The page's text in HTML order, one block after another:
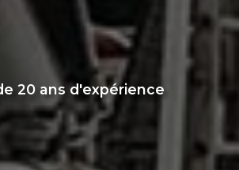
20 ans d'expérience